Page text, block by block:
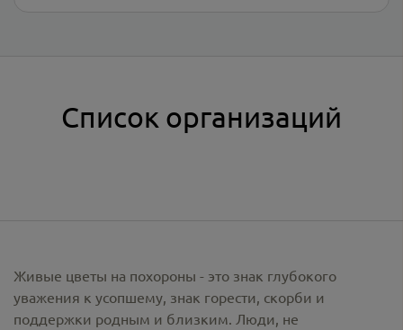
Список организаций
Живые цветы на похороны - это знак глубокого
уважения к усопшему, знак горести, скорби и
поддержки родным и близким. Люди, не